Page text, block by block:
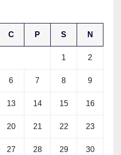
C P S N
1 2
6 7 8 9
13 14 15 16
20 21 22 23
27 28 29 30